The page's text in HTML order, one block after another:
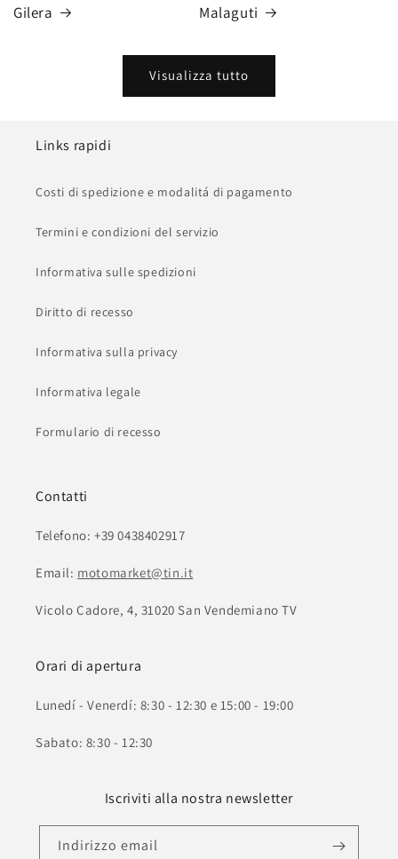
Gilera Malaguti
Visualizza tutto
Links rapidi
Costi di spedizione e modalitá di pagamento
Termini e condizioni del servizio
Informativa sulle spedizioni
Diritto di recesso
Informativa sulla privacy
Informativa legale
Formulario di recesso
Contatti
Telefono: +39 0438402917
Email: motomarket@tin.it
Vicolo Cadore, 4, 31020 San Vendemiano TV
Orari di apertura
Lunedí - Venerdí: 8:30 - 12:30 e 15:00 - 19:00
Sabato: 8:30 - 12:30
Iscriviti alla nostra newsletter
Indirizzo email